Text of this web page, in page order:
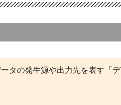
タの発生源や出力先を表す「デ